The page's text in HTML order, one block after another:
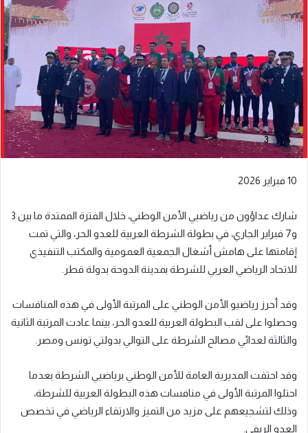
10 فبراير 2026
شارك عداؤون من رياضيي الأمن الوطني، خلال الفترة الممتدة ما بين 3
و7 فبراير الجاري، في بطولة الشرطة العربية للعدو الحر، والتي تمت
إقامتها على هامش أشغال الجمعية العمومية والمكتب التنفيذي
للاتحاد الرياضي العربي للشرطة بمدينة الدوحة بدولة قطر.
وقد أحرز رياضيو الأمن الوطني على المرتبة الأولى في هذه المنافسات
وحصلوا على لقب البطولة العربية للعدو الحر، بينما عادت المرتبة الثانية
والثالثة لعدائي مصالح الشرطة على التوالي بدولتي تونس ومصر.
وقد احتفت المديرية العامة للأمن الوطني برياضيي الشرطة بعدما
احتلوا المرتبة الأولى في منافسات هذه البطولة العربية للشرطة،
وذلك لتشجيعهم على مزيد من التميز والارتقاء الرياضي في تخصص
العدو الريفي.